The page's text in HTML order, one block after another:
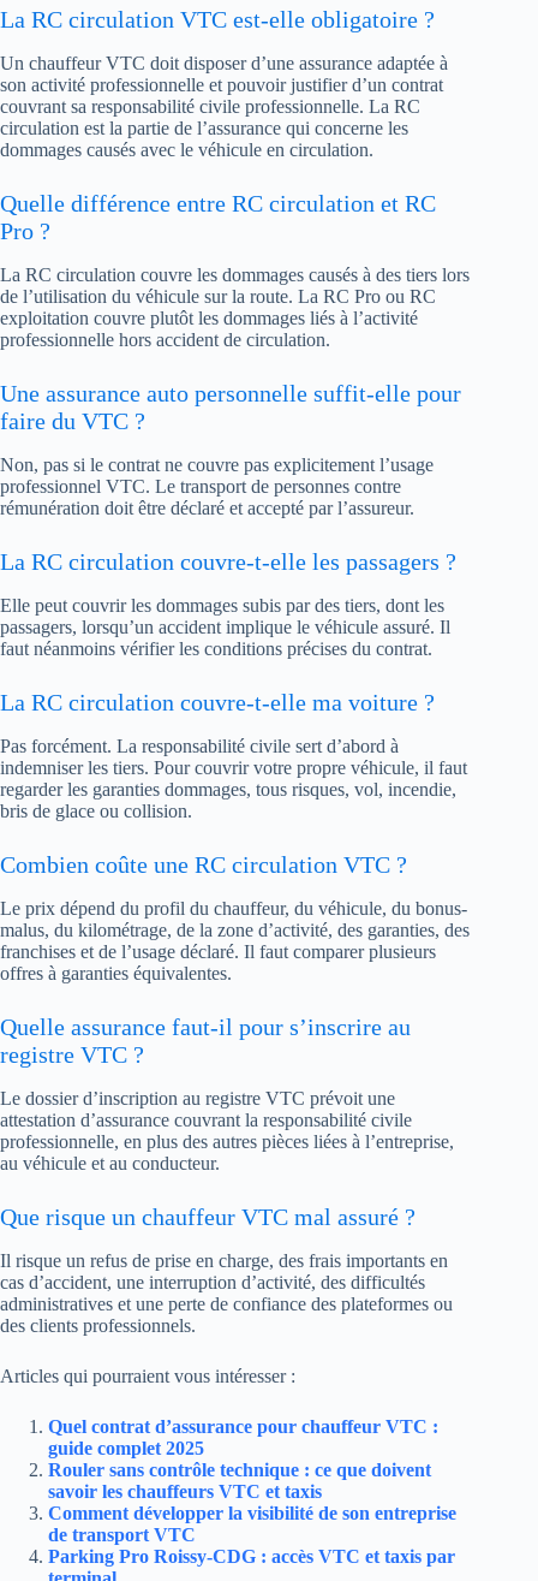
La RC circulation VTC est-elle obligatoire ?
Un chauffeur VTC doit disposer d’une assurance adaptée à
son activité professionnelle et pouvoir justifier d’un contrat
couvrant sa responsabilité civile professionnelle. La RC
circulation est la partie de l’assurance qui concerne les
dommages causés avec le véhicule en circulation.
Quelle différence entre RC circulation et RC
Pro ?
La RC circulation couvre les dommages causés à des tiers lors
de l’utilisation du véhicule sur la route. La RC Pro ou RC
exploitation couvre plutôt les dommages liés à l’activité
professionnelle hors accident de circulation.
Une assurance auto personnelle suffit-elle pour
faire du VTC ?
Non, pas si le contrat ne couvre pas explicitement l’usage
professionnel VTC. Le transport de personnes contre
rémunération doit être déclaré et accepté par l’assureur.
La RC circulation couvre-t-elle les passagers ?
Elle peut couvrir les dommages subis par des tiers, dont les
passagers, lorsqu’un accident implique le véhicule assuré. Il
faut néanmoins vérifier les conditions précises du contrat.
La RC circulation couvre-t-elle ma voiture ?
Pas forcément. La responsabilité civile sert d’abord à
indemniser les tiers. Pour couvrir votre propre véhicule, il faut
regarder les garanties dommages, tous risques, vol, incendie,
bris de glace ou collision.
Combien coûte une RC circulation VTC ?
Le prix dépend du profil du chauffeur, du véhicule, du bonus-
malus, du kilométrage, de la zone d’activité, des garanties, des
franchises et de l’usage déclaré. Il faut comparer plusieurs
offres à garanties équivalentes.
Quelle assurance faut-il pour s’inscrire au
registre VTC ?
Le dossier d’inscription au registre VTC prévoit une
attestation d’assurance couvrant la responsabilité civile
professionnelle, en plus des autres pièces liées à l’entreprise,
au véhicule et au conducteur.
Que risque un chauffeur VTC mal assuré ?
Il risque un refus de prise en charge, des frais importants en
cas d’accident, une interruption d’activité, des difficultés
administratives et une perte de confiance des plateformes ou
des clients professionnels.
Articles qui pourraient vous intéresser :
Quel contrat d’assurance pour chauffeur VTC :
guide complet 2025
Rouler sans contrôle technique : ce que doivent
savoir les chauffeurs VTC et taxis
Comment développer la visibilité de son entreprise
de transport VTC
Parking Pro Roissy-CDG : accès VTC et taxis par